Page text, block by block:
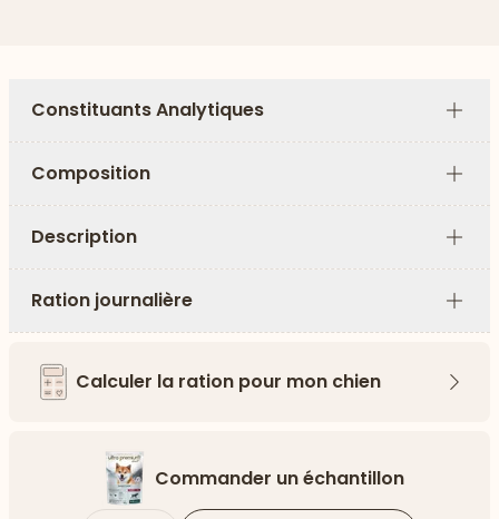
Constituants Analytiques
Plus
Composition
Plus
Description
Plus
Ration journalière
Plus
Calculer la ration pour mon chien
Commander un échantillon